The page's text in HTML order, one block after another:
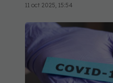
11 oct 2025, 15:54